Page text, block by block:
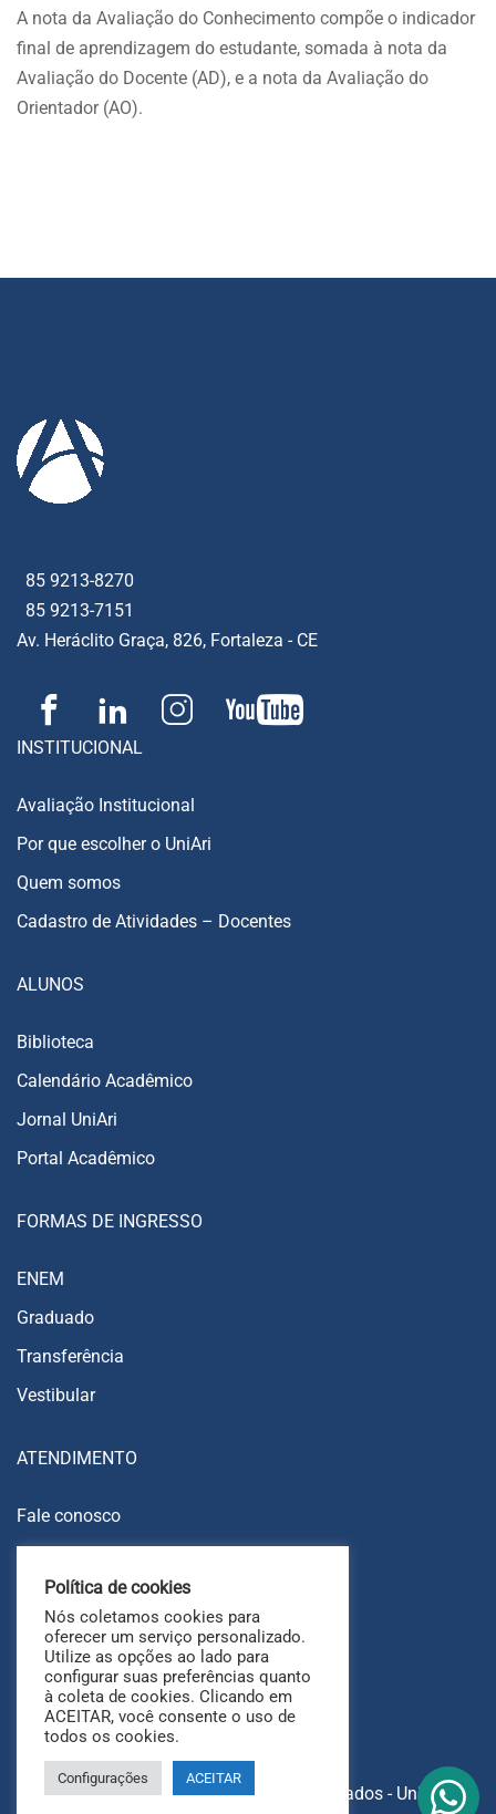
A nota da Avaliação do Conhecimento compõe o indicador
final de aprendizagem do estudante, somada à nota da
Avaliação do Docente (AD), e a nota da Avaliação do
Orientador (AO).
85 9213-8270
85 9213-7151
Av. Heráclito Graça, 826, Fortaleza - CE
INSTITUCIONAL
Avaliação Institucional
Por que escolher o UniAri
Quem somos
Cadastro de Atividades – Docentes
ALUNOS
Biblioteca
Calendário Acadêmico
Jornal UniAri
Portal Acadêmico
FORMAS DE INGRESSO
ENEM
Graduado
Transferência
Vestibular
ATENDIMENTO
Fale conosco
Ouvidoria
FAQ
Copyright © 2025 Todos os direitos reservados - UniAri.
Política de cookies
Nós coletamos cookies para
oferecer um serviço personalizado.
Utilize as opções ao lado para
configurar suas preferências quanto
à coleta de cookies. Clicando em
ACEITAR, você consente o uso de
todos os cookies.
Configurações ACEITAR